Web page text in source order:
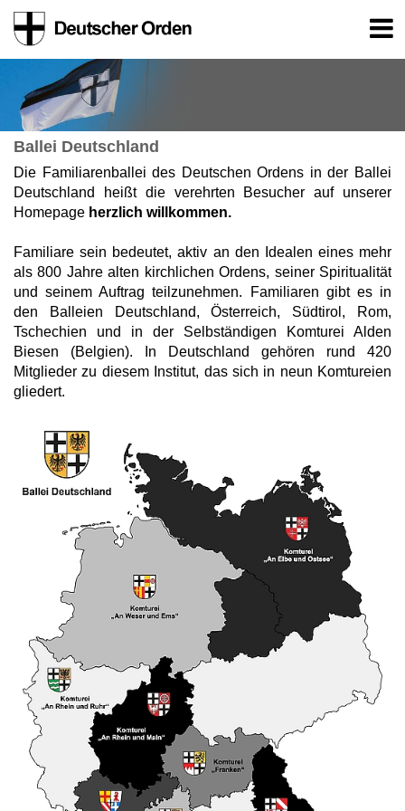
Ballei Deutschland
Die Familiarenballei des Deutschen Ordens in der Ballei
Deutschland heißt die verehrten Besucher auf unserer
Homepage herzlich willkommen.
Familiare sein bedeutet, aktiv an den Idealen eines mehr
als 800 Jahre alten kirchlichen Ordens, seiner Spiritualität
und seinem Auftrag teilzunehmen. Familiaren gibt es in
den Balleien Deutschland, Österreich, Südtirol, Rom,
Tschechien und in der Selbständigen Komturei Alden
Biesen (Belgien). In Deutschland gehören rund 420
Mitglieder zu diesem Institut, das sich in neun Komtureien
gliedert.